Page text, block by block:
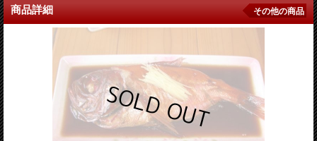
商品詳細 その他の商品